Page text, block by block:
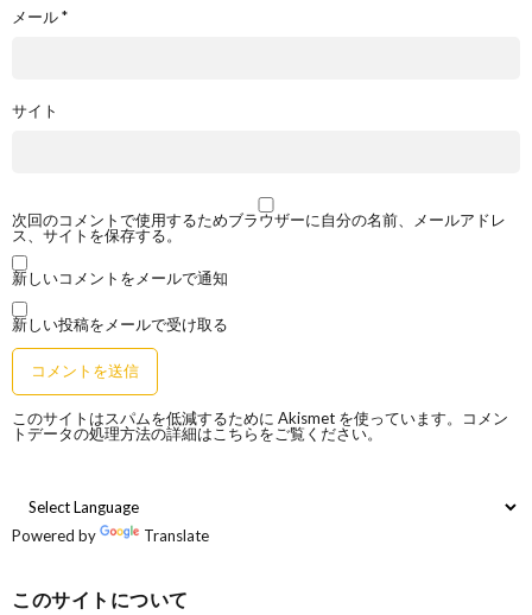
メール*
サイト
次回のコメントで使用するためブラウザーに自分の名前、メールアドレ
ス、サイトを保存する。
新しいコメントをメールで通知
新しい投稿をメールで受け取る
このサイトはスパムを低減するために Akismet を使っています。
コメン
トデータの処理方法の詳細はこちらをご覧ください。
Powered by Translate
このサイトについて